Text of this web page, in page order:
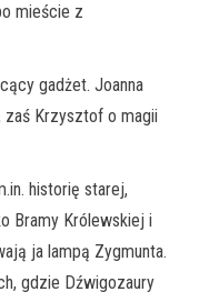
mieście z
gadżet. Joanna
Krzysztof o magii
historię starej,
Bramy Królewskiej i
ja lampą Zygmunta.
gdzie Dźwigozaury